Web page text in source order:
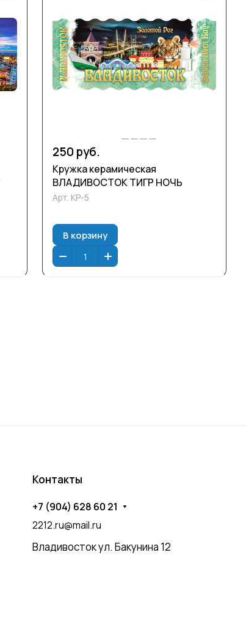
250 руб.
Кружка керамическая
ВЛАДИВОСТОК ТИГР НОЧЬ
Арт. КР-5
В корзину
Контакты
+7 (904) 628 60 21
2212.ru@mail.ru
Владивосток ул. Бакунина 12